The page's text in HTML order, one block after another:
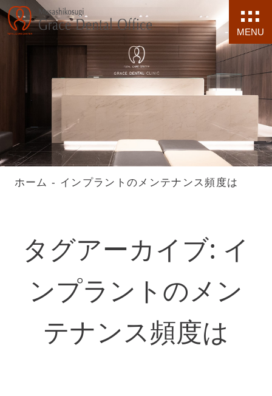
MENU
ホーム - インプラントのメンテナンス頻度は
タグアーカイブ: イ
ンプラントのメン
テナンス頻度は